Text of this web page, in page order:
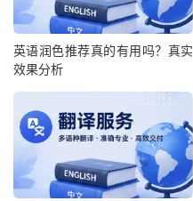
英语润色推荐真的有用吗？真实
效果分析